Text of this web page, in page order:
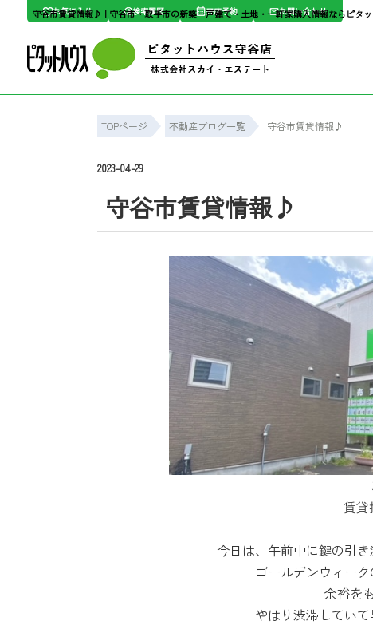
守谷市賃貸情報♪ | 守谷市・取手市の新築一戸建て・土地・一軒家購入情報ならピタ
お気に入り 検索履歴 来店予約 お問い合わせ
TOPページ 不動産ブログ一覧 守谷市賃貸情報♪
2023-04-29
守谷市賃貸情報♪
賃貸
今日は、午前中に鍵の引
ゴールデンウィー
余裕を
やはり渋滞してい